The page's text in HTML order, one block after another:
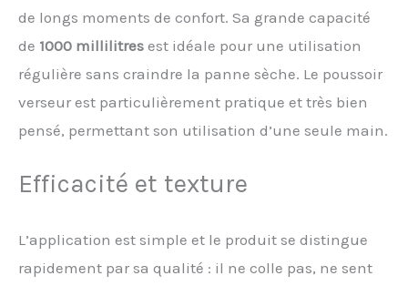
de longs moments de confort. Sa grande capacité
de 1000 millilitres est idéale pour une utilisation
régulière sans craindre la panne sèche. Le poussoir
verseur est particulièrement pratique et très bien
pensé, permettant son utilisation d’une seule main.
Efficacité et texture
L’application est simple et le produit se distingue
rapidement par sa qualité : il ne colle pas, ne sent